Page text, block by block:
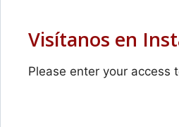
Visítanos en
Please enter your access